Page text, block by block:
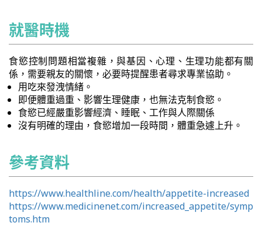
就醫時機
食慾控制問題相當複雜，與基因、心理、生理功能都有關
係，需要親友的關懷，必要時提醒患者尋求專業協助。
用吃來發洩情緒。
即便體重過重、影響生理健康，也無法克制食慾。
食慾已經嚴重影響經濟、睡眠、工作與人際關係
沒有明確的理由，食慾增加一段時間，體重急遽上升。
參考資料
https://www.healthline.com/health/appetite-increased
https://www.medicinenet.com/increased_appetite/symp
toms.htm